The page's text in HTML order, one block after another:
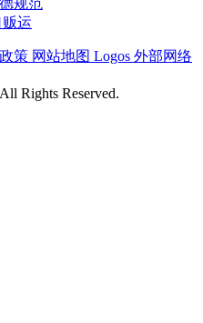
规范
运
策 网站地图 Logos 外部网络
Rights Reserved.